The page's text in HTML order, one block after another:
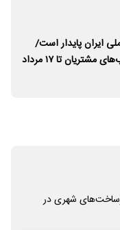
ایران پایدار است/
مغایرت‌ باقیمانده حساب‌های مشتریان تا ۱۷ مرداد
شهری در